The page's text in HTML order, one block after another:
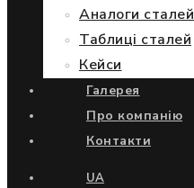
Аналоги сталей
Таблиці сталей
Кейси
Галерея
Про компанію
Контакти
UA